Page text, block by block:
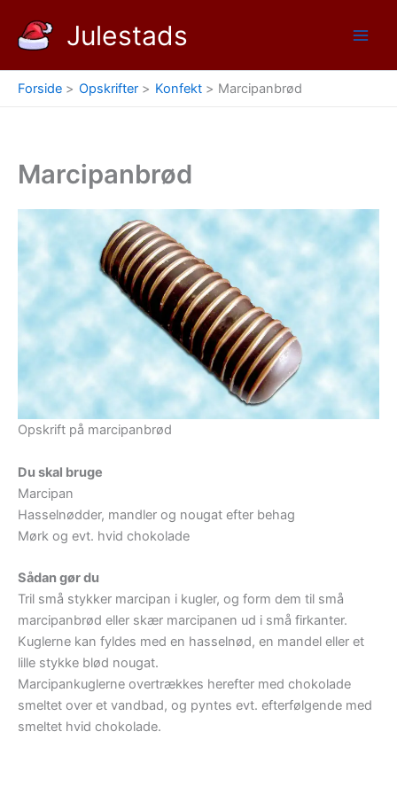
indholdet
Julestads
Forside Opskrifter Konfekt Marcipanbrød
Marcipanbrød
Opskrift på marcipanbrød
Du skal bruge
Marcipan
Hasselnødder, mandler og nougat efter behag
Mørk og evt. hvid chokolade
Sådan gør du
Tril små stykker marcipan i kugler, og form dem til små
marcipanbrød eller skær marcipanen ud i små firkanter.
Kuglerne kan fyldes med en hasselnød, en mandel eller et
lille stykke blød nougat.
Marcipankuglerne overtrækkes herefter med chokolade
smeltet over et vandbad, og pyntes evt. efterfølgende med
smeltet hvid chokolade.